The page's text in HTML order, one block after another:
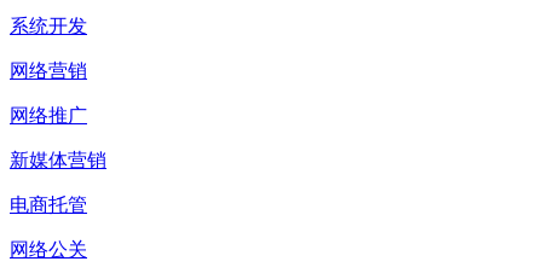
系统开发
网络营销
网络推广
新媒体营销
电商托管
网络公关